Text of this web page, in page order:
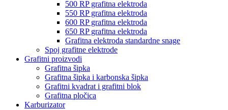
500 RP grafitna elektroda
550 RP grafitna elektroda
600 RP grafitna elektroda
650 RP grafitna elektroda
Grafitna elektroda standardne snage
Spoj grafitne elektrode
Grafitni proizvodi
Grafitna šipka
Grafitna šipka i karbonska šipka
Grafitni kvadrat i grafitni blok
Grafitna pločica
Karburizator